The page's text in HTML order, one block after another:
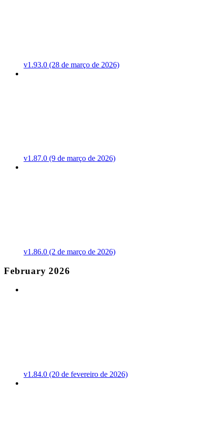
v1.93.0 (28 de março de 2026)
v1.87.0 (9 de março de 2026)
v1.86.0 (2 de março de 2026)
February 2026
v1.84.0 (20 de fevereiro de 2026)